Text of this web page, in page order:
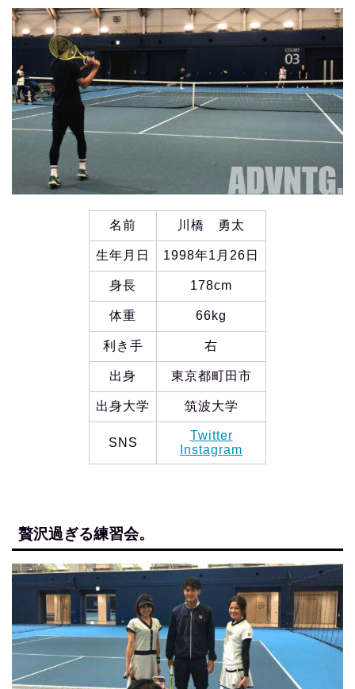
名前 川橋 勇太
生年月日 1998年1月26日
身長 178cm
体重 66kg
利き手 右
出身 東京都町田市
出身大学 筑波大学
SNS
Twitter
Instagram
贅沢過ぎる練習会。